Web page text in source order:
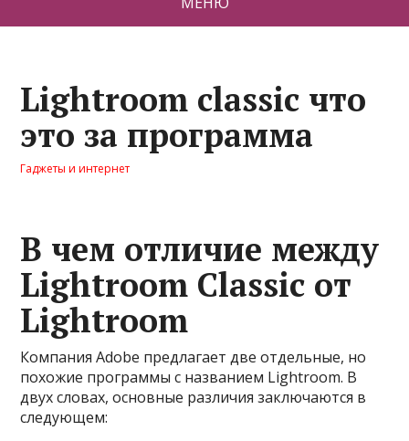
Lightroom classic что
это за программа
Гаджеты и интернет
В чем отличие между
Lightroom Classic от
Lightroom
Компания Adobe предлагает две отдельные, но
похожие программы с названием Lightroom. В
двух словах, основные различия заключаются в
следующем: